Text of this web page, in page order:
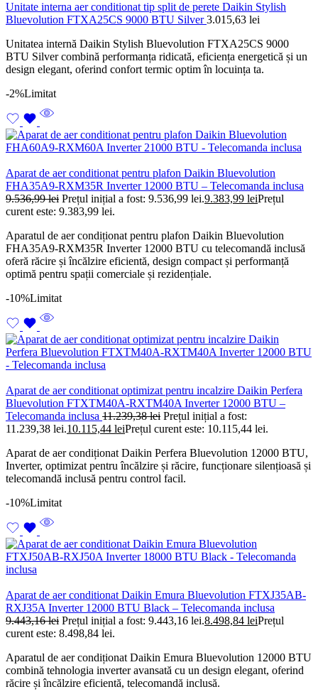
Unitate interna aer conditionat tip split de perete Daikin Stylish
Bluevolution FTXA25CS 9000 BTU Silver3.015,63 lei
Unitatea internă Daikin Stylish Bluevolution FTXA25CS 9000
BTU Silver combină performanța ridicată, eficiența energetică și un
design elegant, oferind confort termic optim în locuința ta.
-2%Limitat
Aparat de aer conditionat pentru plafon Daikin Bluevolution
FHA35A9-RXM35R Inverter 12000 BTU – Telecomanda inclusa
9.536,99lei Prețul inițial a fost: 9.536,99 lei.9.383,99 leiPrețul
curent este: 9.383,99 lei.
Aparatul de aer condiționat pentru plafon Daikin Bluevolution
FHA35A9-RXM35R Inverter 12000 BTU cu telecomandă inclusă
oferă răcire și încălzire eficientă, design compact și performanță
optimă pentru spații comerciale și rezidențiale.
-10%Limitat
Aparat de aer conditionat optimizat pentru incalzire Daikin Perfera
Bluevolution FTXTM40A-RXTM40A Inverter 12000 BTU –
Telecomanda inclusa 11.239,38lei Prețul inițial a fost:
11.239,38 lei.10.115,44 leiPrețul curent este: 10.115,44 lei.
Aparat de aer condiționat Daikin Perfera Bluevolution 12000 BTU,
Inverter, optimizat pentru încălzire și răcire, funcționare silențioasă și
telecomandă inclusă pentru control facil.
-10%Limitat
Aparat de aer conditionat Daikin Emura Bluevolution FTXJ35AB-
RXJ35A Inverter 12000 BTU Black – Telecomanda inclusa
9.443,16lei Prețul inițial a fost: 9.443,16 lei.8.498,84 leiPrețul
curent este: 8.498,84 lei.
Aparatul de aer condiționat Daikin Emura Bluevolution 12000 BTU
combină tehnologia inverter avansată cu un design elegant, oferind
răcire și încălzire eficientă, telecomandă inclusă.